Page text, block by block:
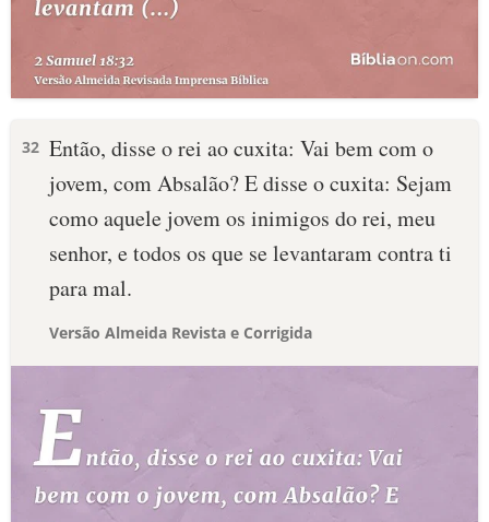
32 Então, disse o rei ao cuxita: Vai bem com o
jovem, com Absalão? E disse o cuxita: Sejam
como aquele jovem os inimigos do rei, meu
senhor, e todos os que se levantaram contra ti
para mal.
Versão Almeida Revista e Corrigida